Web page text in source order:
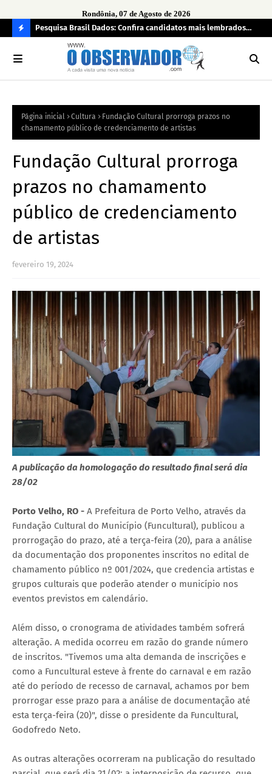
Rondônia, 07 de Agosto de 2026
O
R
Pesquisa Brasil Dados: Confira candidatos mais lembrados
pelo eleitorado de Rondônia para deputado estadual
Página inicial Cultura
Fundação Cultural prorroga prazos no
chamamento público de credenciamento de artistas
Fundação Cultural prorroga
prazos no chamamento
público de credenciamento
de artistas
fevereiro 19, 2024
A publicação da homologação do resultado final será dia
28/02
Porto Velho, RO - A Prefeitura de Porto Velho, através da
Fundação Cultural do Município (Funcultural), publicou a
prorrogação do prazo, até a terça-feira (20), para a análise
da documentação dos proponentes inscritos no edital de
chamamento público nº 001/2024, que credencia artistas e
grupos culturais que poderão atender o município nos
eventos previstos em calendário.
Além disso, o cronograma de atividades também sofrerá
alteração. A medida ocorreu em razão do grande número
de inscritos. "Tivemos uma alta demanda de inscrições e
como a Funcultural esteve à frente do carnaval e em razão
até do período de recesso de carnaval, achamos por bem
prorrogar esse prazo para a análise de documentação até
esta terça-feira (20)", disse o presidente da Funcultural,
Godofredo Neto.
As outras alterações ocorreram na publicação do resultado